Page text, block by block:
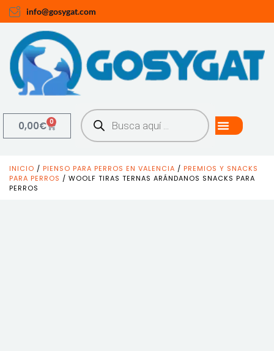
info@gosygat.com
0,00€ 0
INICIO / PIENSO PARA PERROS EN VALENCIA / PREMIOS Y SNACKS
PARA PERROS / WOOLF TIRAS TERNAS ARÁNDANOS SNACKS PARA
PERROS